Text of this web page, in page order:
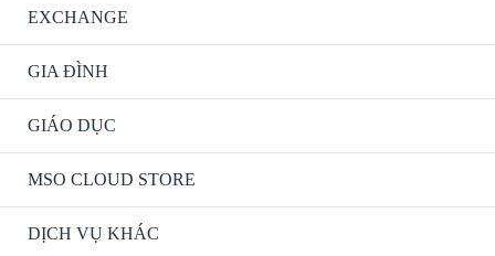
EXCHANGE
GIA ĐÌNH
GIÁO DỤC
MSO CLOUD STORE
DỊCH VỤ KHÁC